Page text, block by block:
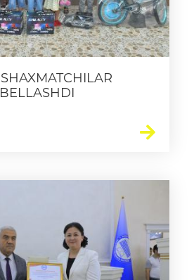
BELLASHDI